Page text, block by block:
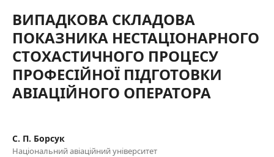
ВИПАДКОВА СКЛАДОВА
ПОКАЗНИКА НЕСТАЦІОНАРНОГО
СТОХАСТИЧНОГО ПРОЦЕСУ
ПРОФЕСІЙНОЇ ПІДГОТОВКИ
АВІАЦІЙНОГО ОПЕРАТОРА
С. П. Борсук
Національний авіаційний університет